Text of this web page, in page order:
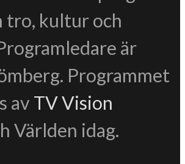
tro, kultur och
är
Programmet
av TV Vision
Världen idag.